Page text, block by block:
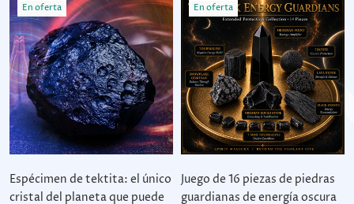
En oferta
Espécimen de tektita: el único
cristal del planeta que puede
En oferta
Juego de 16 piezas de piedras
guardianas de energía oscura